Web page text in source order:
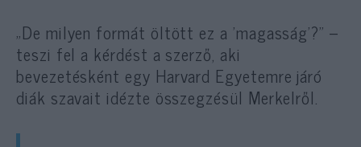
„De milyen formát öltött ez a ’magasság’?” –
teszi fel a kérdést a szerző, aki
bevezetésként egy Harvard Egyetemre járó
diák szavait idézte összegzésül Merkelről.